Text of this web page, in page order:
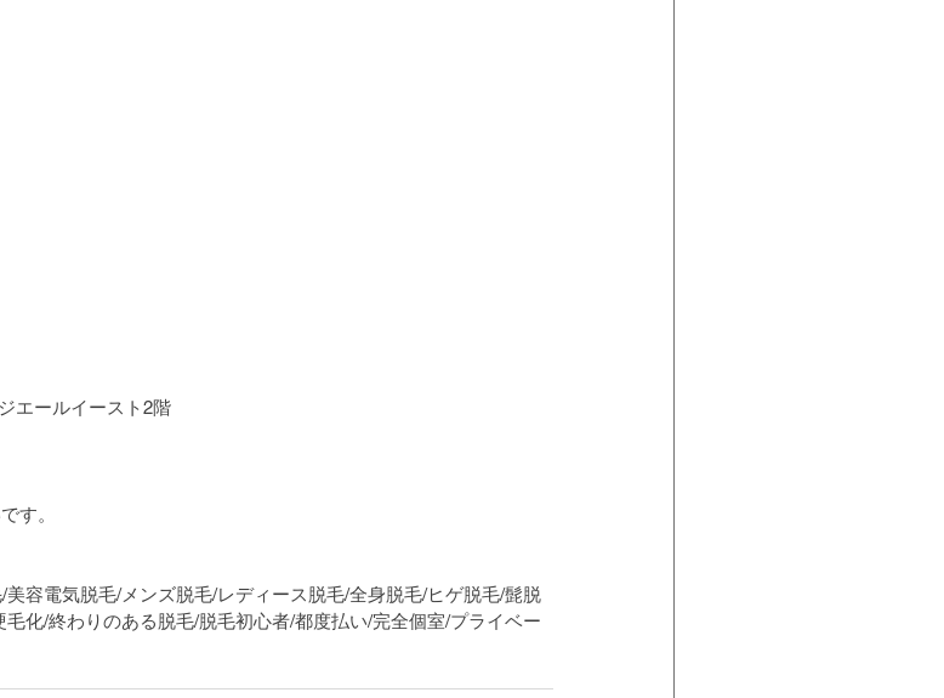
エールイースト2階
す。
容電気脱毛/メンズ脱毛/レディース脱毛/全身脱毛/ヒゲ脱毛/髭脱
化/終わりのある脱毛/脱毛初心者/都度払い/完全個室/プライベー